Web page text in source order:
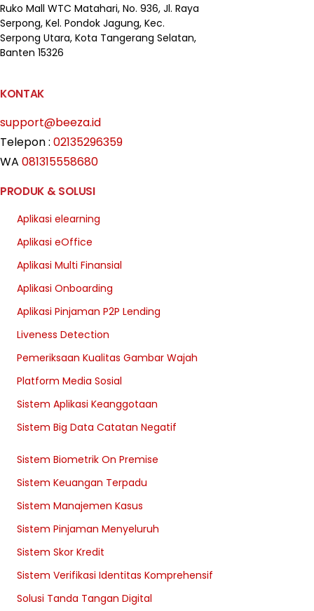
Ruko Mall WTC Matahari, No. 936, Jl. Raya
Serpong, Kel. Pondok Jagung, Kec.
Serpong Utara, Kota Tangerang Selatan,
Banten 15326
KONTAK
support@beeza.id
Telepon : 02135296359
WA 081315558680
PRODUK & SOLUSI
Aplikasi elearning
Aplikasi eOffice
Aplikasi Multi Finansial
Aplikasi Onboarding
Aplikasi Pinjaman P2P Lending
Liveness Detection
Pemeriksaan Kualitas Gambar Wajah
Platform Media Sosial
Sistem Aplikasi Keanggotaan
Sistem Big Data Catatan Negatif
Sistem Biometrik On Premise
Sistem Keuangan Terpadu
Sistem Manajemen Kasus
Sistem Pinjaman Menyeluruh
Sistem Skor Kredit
Sistem Verifikasi Identitas Komprehensif
Solusi Tanda Tangan Digital